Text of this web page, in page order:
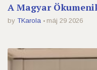
A Magyar
by TKarola máj 29 2026